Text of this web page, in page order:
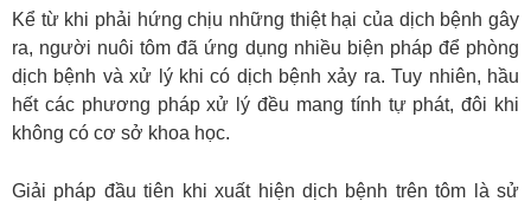
Kể từ khi phải hứng chịu những thiệt hại của dịch bệnh gây
ra, người nuôi tôm đã ứng dụng nhiều biện pháp để phòng
dịch bệnh và xử lý khi có dịch bệnh xảy ra. Tuy nhiên, hầu
hết các phương pháp xử lý đều mang tính tự phát, đôi khi
không có cơ sở khoa học.
Giải pháp đầu tiên khi xuất hiện dịch bệnh trên tôm là sử